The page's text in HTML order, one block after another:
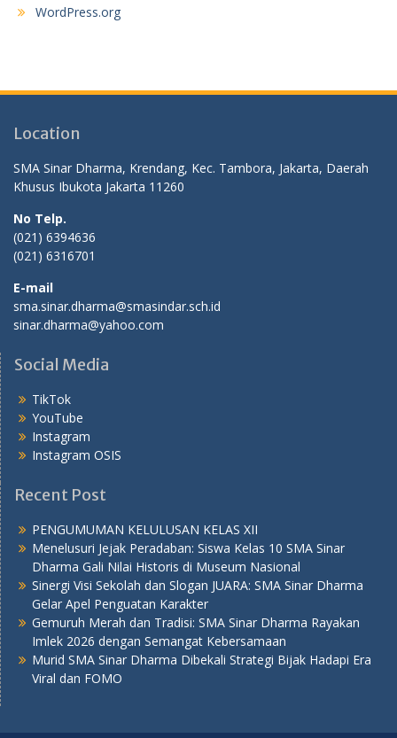
WordPress.org
Location
SMA Sinar Dharma, Krendang, Kec. Tambora, Jakarta, Daerah
Khusus Ibukota Jakarta 11260
No Telp.
(021) 6394636
(021) 6316701
E-mail
sma.sinar.dharma@smasindar.sch.id
sinar.dharma@yahoo.com
Social Media
TikTok
YouTube
Instagram
Instagram OSIS
Recent Post
PENGUMUMAN KELULUSAN KELAS XII
Menelusuri Jejak Peradaban: Siswa Kelas 10 SMA Sinar
Dharma Gali Nilai Historis di Museum Nasional
Sinergi Visi Sekolah dan Slogan JUARA: SMA Sinar Dharma
Gelar Apel Penguatan Karakter
Gemuruh Merah dan Tradisi: SMA Sinar Dharma Rayakan
Imlek 2026 dengan Semangat Kebersamaan
Murid SMA Sinar Dharma Dibekali Strategi Bijak Hadapi Era
Viral dan FOMO